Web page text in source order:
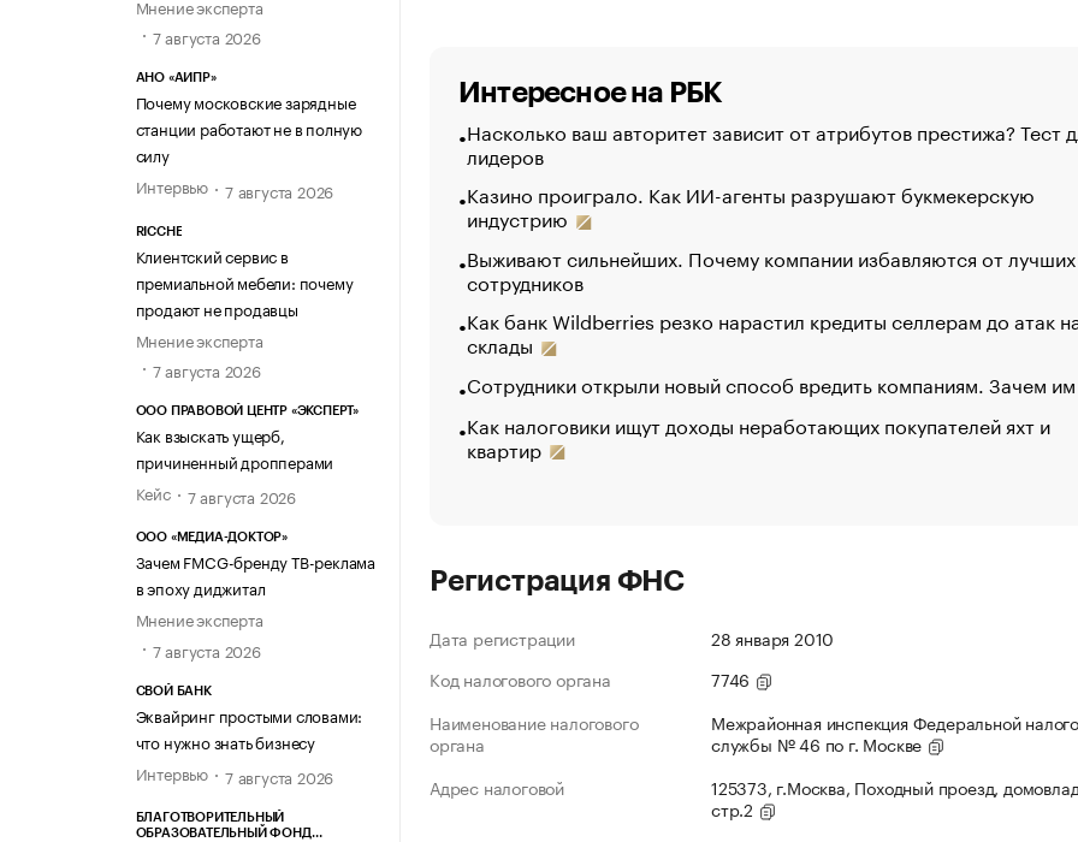
Мнение эксперта
7 августа 2026
АНО «АИПР»
Почему московские зарядные
станции работают не в полную
силу
Интервью
7 августа 2026
RICCHE
Клиентский сервис в
премиальной мебели: почему
продают не продавцы
Мнение эксперта
7 августа 2026
ООО ПРАВОВОЙ ЦЕНТР «ЭКСПЕРТ»
Как взыскать ущерб,
причиненный дропперами
Кейс
7 августа 2026
ООО «МЕДИА-ДОКТОР»
Зачем FMCG-бренду ТВ-реклама
в эпоху диджитал
Мнение эксперта
7 августа 2026
СВОЙ БАНК
Эквайринг простыми словами:
что нужно знать бизнесу
Интервью
7 августа 2026
БЛАГОТВОРИТЕЛЬНЫЙ
ОБРАЗОВАТЕЛЬНЫЙ ФОНД
Интересное на РБК
Насколько ваш авторитет зависит от атрибутов престижа? Тест
лидеров
Казино проиграло. Как ИИ-агенты разрушают букмекерскую
индустрию
Выживают сильнейших. Почему компании избавляются от лучших
сотрудников
Как банк Wildberries резко нарастил кредиты селлерам до атак
склады
Сотрудники открыли новый способ вредить компаниям. Зачем
Как налоговики ищут доходы неработающих покупателей яхт и
квартир
Регистрация ФНС
Дата регистрации
28 января 2010
Код налогового органа
7746
Наименование налогового
органа
Межрайонная инспекция Федеральной
службы № 46 по г. Москве
Адрес налоговой
125373, г.Москва, Походный проезд,
стр.2